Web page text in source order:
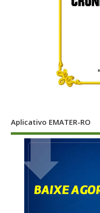
Aplicativo EMATER-RO